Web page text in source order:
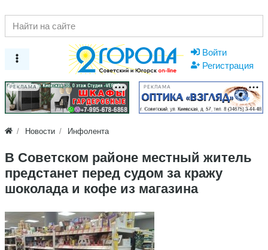
Войти
Регистрация
РЕКЛАМА РЕКЛАМА
Новости Инфолента
В Советском районе местный житель
предстанет перед судом за кражу
шоколада и кофе из магазина